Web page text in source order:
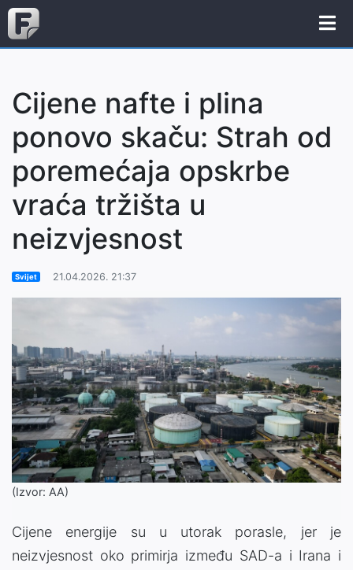
Cijene nafte i plina
ponovo skaču: Strah od
poremećaja opskrbe
vraća tržišta u
neizvjesnost
Svijet 21.04.2026. 21:37
(Izvor: AA)
Cijene energije su u utorak porasle, jer je
neizvjesnost oko primirja između SAD-a i Irana i